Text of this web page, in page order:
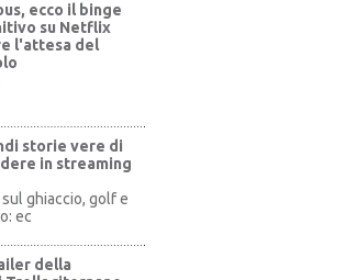
ecco il binge
su Netflix
l'attesa del
storie vere di
in streaming
ghiaccio, golf e
ec
della